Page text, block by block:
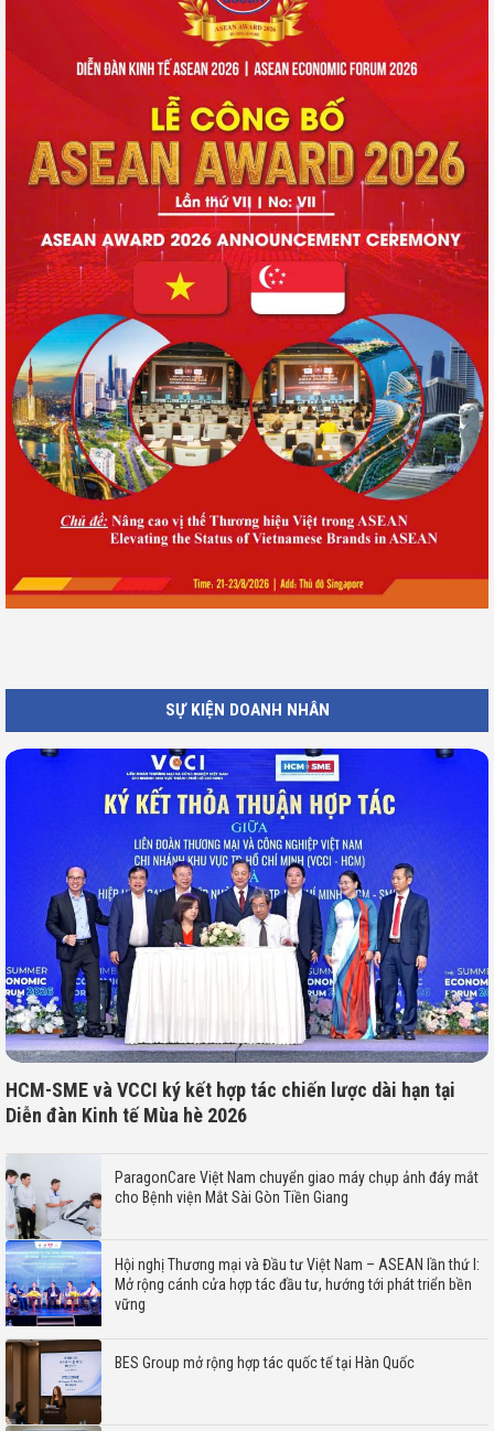
SỰ KIỆN DOANH NHÂN
HCM-SME và VCCI ký kết hợp tác chiến lược dài hạn tại
Diễn đàn Kinh tế Mùa hè 2026
ParagonCare Việt Nam chuyển giao máy chụp ảnh đáy mắt
cho Bệnh viện Mắt Sài Gòn Tiền Giang
Hội nghị Thương mại và Đầu tư Việt Nam – ASEAN lần thứ I:
Mở rộng cánh cửa hợp tác đầu tư, hướng tới phát triển bền
vững
BES Group mở rộng hợp tác quốc tế tại Hàn Quốc